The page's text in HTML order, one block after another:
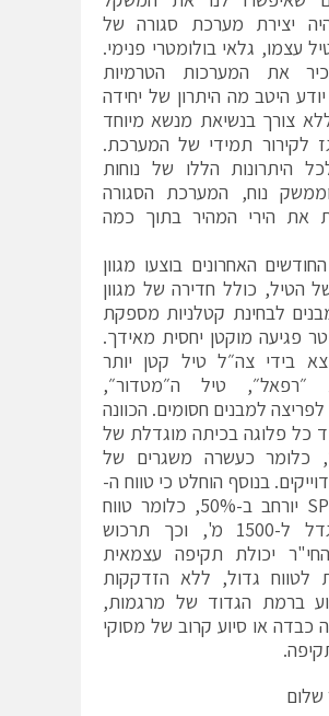
יצירת מערכת סגורה של
עצמו, גלאי בולומטרי פנימי.
את המערכות הטרמיות
היטב מה היתרון של יחידה
צורך בנשיאת מנשא מיוחד
לקירור תמידי של המערכת.
היתרונות הללו של נוחות
נוח, המערכת הסגורה
את הירי המהיר בתוך כמה
האחרונים בוצעו מגוון
של הטיל, כולל חדירה של מגוון
לבחינת קטלניות מספקת
פגיעה מוקטן יחסית מאידך.
בידי צה״ל טיל קטן יותר
״רפאל״, טיל ה״מטדור״,
למבנים חסומים. הכוונה
כל פלוגה בכיתה מוגדלת של
כלומר כעשרה משגרים של
בנוסף הוחלט כי טווח ה-
SPIKE SR יורחב ב-50%, כלומר טווח
הטיל יגדל ל-1500 מ', וכך תרכוש
יכולת תקיפה עצמאית
לטווח גדול, ללא הזדקקות
ברמת הגדוד של מרגמות,
כבדה או סיוע קרוב של מסוקי
שלום